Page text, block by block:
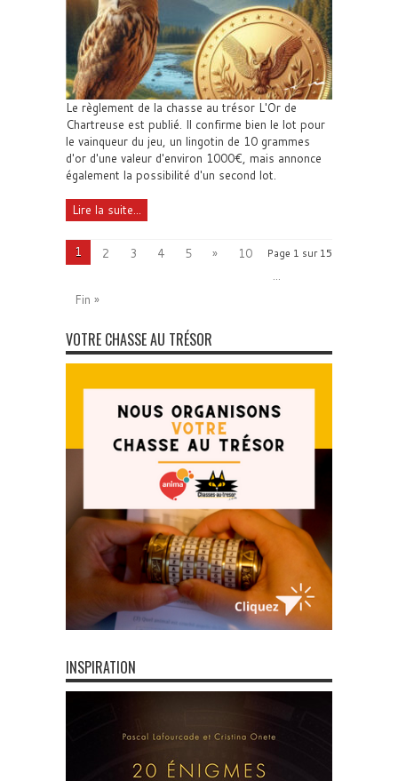
Le règlement de la chasse au trésor L'Or de
Chartreuse est publié. Il confirme bien le lot pour
le vainqueur du jeu, un lingotin de 10 grammes
d'or d'une valeur d'environ 1000€, mais annonce
également la possibilité d'un second lot.
Lire la suite...
Page 1 sur 15
1 2 3 4 5 »
10
...
Fin »
VOTRE CHASSE AU TRÉSOR
INSPIRATION